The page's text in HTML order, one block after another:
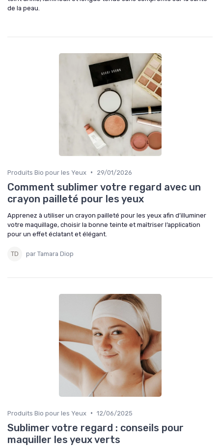
de la peau.
Produits Bio pour les Yeux • 29/01/2026
Comment sublimer votre regard avec un
crayon pailleté pour les yeux
Apprenez à utiliser un crayon pailleté pour les yeux afin d’illuminer
votre maquillage, choisir la bonne teinte et maîtriser l’application
pour un effet éclatant et élégant.
par Tamara Diop
Produits Bio pour les Yeux • 12/06/2025
Sublimer votre regard : conseils pour
maquiller les yeux verts